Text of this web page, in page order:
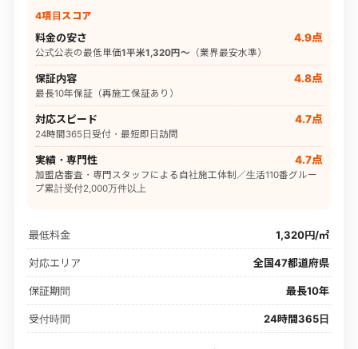
4項目スコア
料金の安さ 4.9点
公式公表の最低単価1平米1,320円〜 （業界最安水準）
保証内容 4.8点
最長10年保証（再施工保証あり）
対応スピード 4.7点
24時間365日受付・最短即日訪問
実績・専門性 4.7点
加盟店審査・専門スタッフによる自社施工体制／生活110番グルー
プ累計受付2,000万件以上
最低料金 1,320円/㎡
対応エリア 全国47都道府県
保証期間 最長10年
受付時間 24時間365日